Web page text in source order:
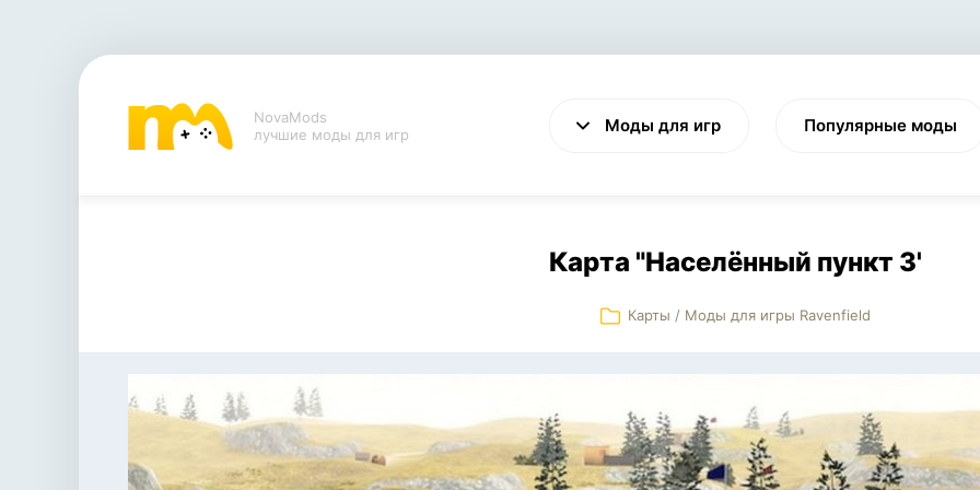
NovaMods
лучшие моды для игр
Моды для игр
VALHEIM CYBERPUNK 2077
Популярные моды
Карта "Населённый пункт 3'
Карты / Моды для игры Ravenfield